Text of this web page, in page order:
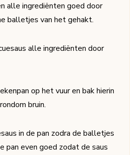
alle ingrediënten goed door
balletjes van het gehakt.
alle ingrediënten door
op het vuur en bak hierin
bruin.
in de pan zodra de balletjes
pan even goed zodat de saus